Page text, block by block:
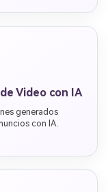
Video con IA
generados
con IA.